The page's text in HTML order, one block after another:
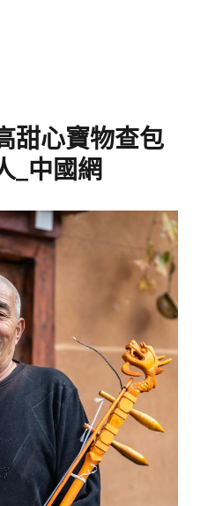
甜心寶物查包
_中國網